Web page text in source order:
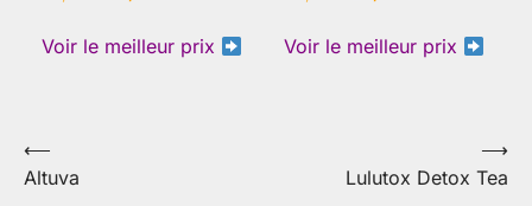
initial
actuel
est :
Voir le meilleur prix
initial
actuel
est :
Voir le meilleur prix
Navigation
de
⟵
Altuva
Lulutox Detox Tea
⟶